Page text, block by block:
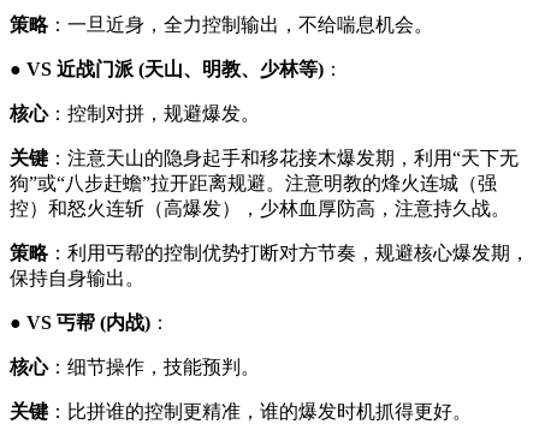
策略：一旦近身，全力控制输出，不给喘息机会。
● VS 近战门派 (天山、明教、少林等) ：
核心：控制对拼，规避爆发。
关键 ：注意天山的隐身起手和移花接木爆发期，利用“天下无
狗”或“八步赶蟾”拉开距离规避。注意明教的烽火连城（强
控）和怒火连斩（高爆发），少林血厚防高，注意持久战。
策略：利用丐帮的控制优势打断对方节奏，规避核心爆发期，
保持自身输出。
● VS 丐帮 (内战) ：
核心：细节操作，技能预判。
关键 ：比拼谁的控制更精准，谁的爆发时机抓得更好。